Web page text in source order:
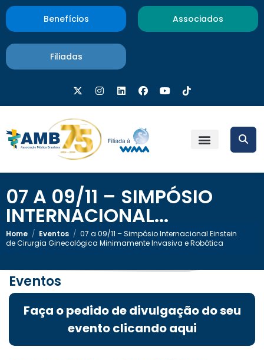
Benefícios Associados
Filiadas
07 A 09/11 – SIMPÓSIO
INTERNACIONAL...
Home / Eventos / 07 a 09/11 – Simpósio Internacional Einstein
de Cirurgia Ginecológica Minimamente Invasiva e Robótica
Eventos
Faça o pedido de divulgação do seu
evento clicando aqui